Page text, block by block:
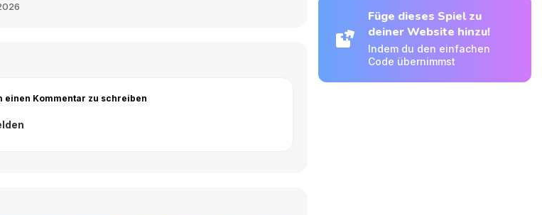
einen Kommentar zu schreiben
Füge dieses Spiel zu
deiner Website hinzu!
Indem du den einfachen
Code übernimmst